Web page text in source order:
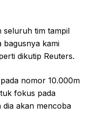
seluruh tim tampil
bagusnya kami
dikutip Reuters.
nomor 10.000m
fokus pada
akan mencoba